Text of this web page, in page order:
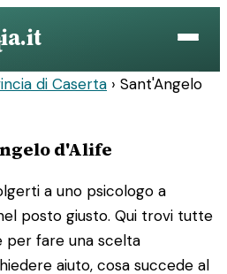
di Caserta › Sant'Angelo
d'Alife
a uno psicologo a
posto giusto. Qui trovi tutte
per fare una scelta
aiuto, cosa succede al